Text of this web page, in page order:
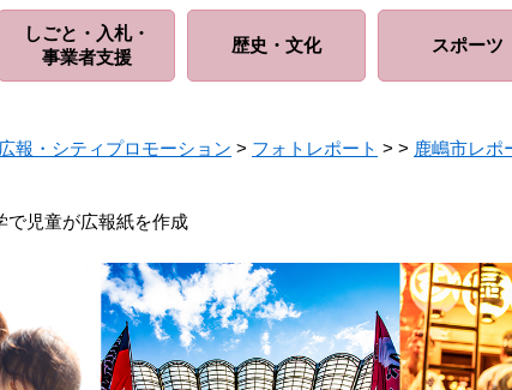
ム
しごと・入札・
事業者支援
歴史・ 文化 スポーツ
広報・シティプロモーション > フォトレポート > > 鹿嶋市レポ
で児童が広報紙を作成